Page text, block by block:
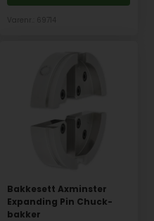
Bakkesett Axminster
Expanding Pin Chuck-
bakker